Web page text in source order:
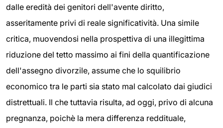
dalle eredità dei genitori dell'avente diritto,
asseritamente privi di reale significatività. Una simile
critica, muovendosi nella prospettiva di una illegittima
riduzione del tetto massimo ai fini della quantificazione
dell'assegno divorzile, assume che lo squilibrio
economico tra le parti sia stato mal calcolato dai giudici
distrettuali. Il che tuttavia risulta, ad oggi, privo di alcuna
pregnanza, poichè la mera differenza reddituale,